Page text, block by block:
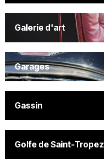
Galerie d'art
Garages
Gassin
Golfe de Saint-Tropez